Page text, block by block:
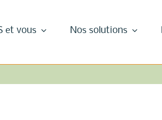
et vous Nos solutions